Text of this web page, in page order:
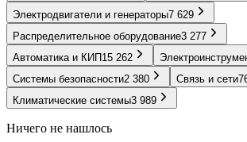
Электродвигатели и генераторы7 629
Распределительное оборудование3 277
Автоматика и КИП 15 262
Системы безопасности2 380 Связь и сети
Климатические системы3 989
Ничего не нашлось